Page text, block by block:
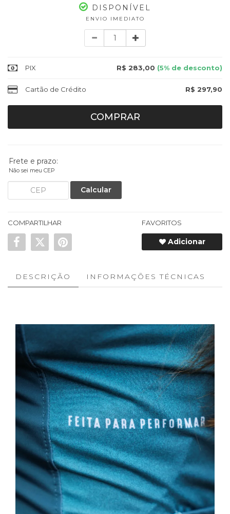
DISPONÍVEL
ENVIO IMEDIATO
PIX R$ 283,00 (5% de desconto)
Cartão de Crédito R$ 297,90
COMPRAR
Frete e prazo:
Não sei meu CEP
Calcular
COMPARTILHAR FAVORITOS
Adicionar
DESCRIÇÃO INFORMAÇÕES TÉCNICAS